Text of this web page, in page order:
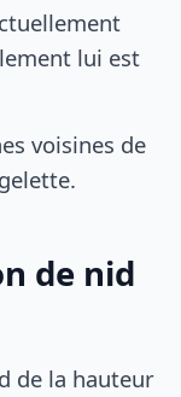
lui est
voisines de
de nid
de la hauteur